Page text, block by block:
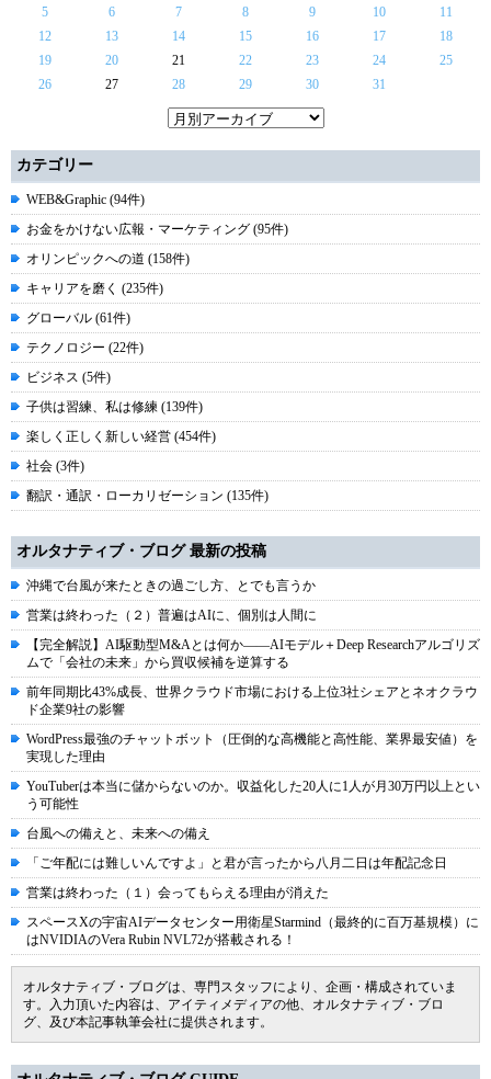
5
6 7 8 9 10
11
12
13 14 15 16 17
18
19
20 21 22 23 24
25
26
27 28 29 30 31
カテゴリー
WEB&Graphic (94件)
お金をかけない広報・マーケティング (95件)
オリンピックへの道 (158件)
キャリアを磨く (235件)
グローバル (61件)
テクノロジー (22件)
ビジネス (5件)
子供は習練、私は修練 (139件)
楽しく正しく新しい経営 (454件)
社会 (3件)
翻訳・通訳・ローカリゼーション (135件)
オルタナティブ・ブログ 最新の投稿
沖縄で台風が来たときの過ごし方、とでも言うか
営業は終わった（２）普遍はAIに、個別は人間に
【完全解説】AI駆動型M&Aとは何か――AIモデル＋Deep Researchアルゴリズ
ムで「会社の未来」から買収候補を逆算する
前年同期比43%成長、世界クラウド市場における上位3社シェアとネオクラウ
ド企業9社の影響
WordPress最強のチャットボット（圧倒的な高機能と高性能、業界最安値）を
実現した理由
YouTuberは本当に儲からないのか。収益化した20人に1人が月30万円以上とい
う可能性
台風への備えと、未来への備え
「ご年配には難しいんですよ」と君が言ったから八月二日は年配記念日
営業は終わった（１）会ってもらえる理由が消えた
スペースXの宇宙AIデータセンター用衛星Starmind（最終的に百万基規模）に
はNVIDIAのVera Rubin NVL72が搭載される！
オルタナティブ・ブログは、専門スタッフにより、企画・構成されていま
す。入力頂いた内容は、アイティメディアの他、オルタナティブ・ブロ
グ、及び本記事執筆会社に提供されます。